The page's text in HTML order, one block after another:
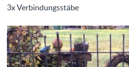
3x Verbindungsstäbe